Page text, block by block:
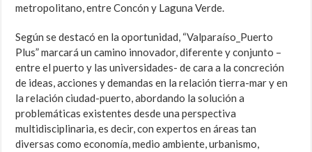
metropolitano, entre Concón y Laguna Verde.
Según se destacó en la oportunidad, “Valparaíso_Puerto
Plus” marcará un camino innovador, diferente y conjunto –
entre el puerto y las universidades- de cara a la concreción
de ideas, acciones y demandas en la relación tierra-mar y en
la relación ciudad-puerto, abordando la solución a
problemáticas existentes desde una perspectiva
multidisciplinaria, es decir, con expertos en áreas tan
diversas como economía, medio ambiente, urbanismo,